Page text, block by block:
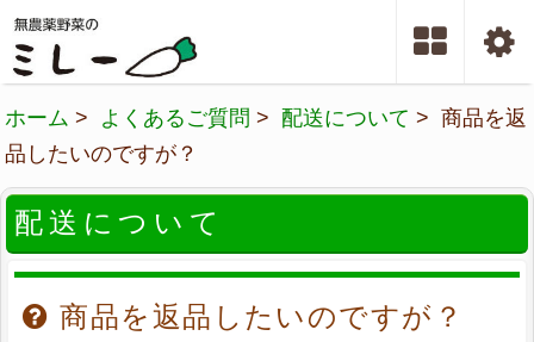
ホーム > よくあるご質問 >配送について > 商品を返
品したいのですが？
配送について
商品を返品したいのですが？